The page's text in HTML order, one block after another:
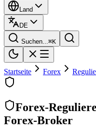
Land
DE
Suchen...⌘K
Startseite Forex
Forex-
Forex-Broker